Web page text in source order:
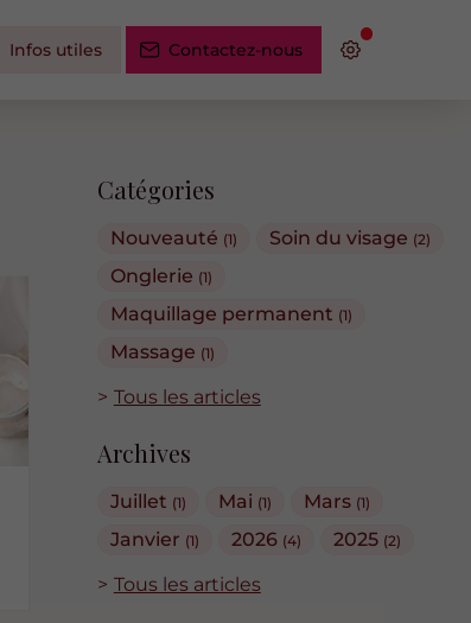
Infos utiles Contactez-nous
Catégories
Nouveauté (1) Soin du visage (2)
Onglerie (1)
Maquillage permanent (1)
Massage (1)
Tous les articles
Archives
Juillet (1) Mai (1) Mars (1)
Janvier (1) 2026 (4) 2025 (2)
Tous les articles